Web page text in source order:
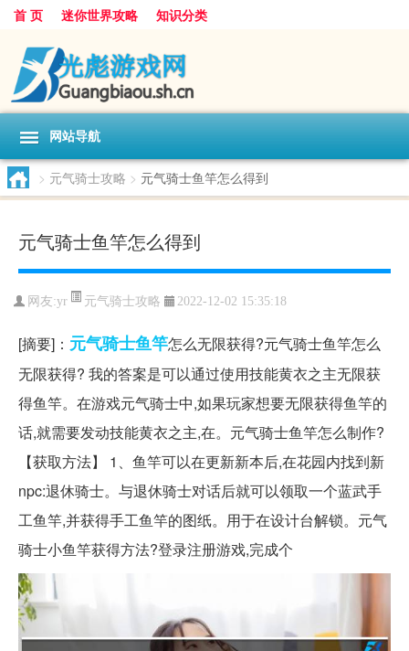
首 页 迷你世界攻略 知识分类
网站导航
> 元气骑士攻略 > 元气骑士鱼竿怎么得到
元气骑士鱼竿怎么得到
网友:yr 元气骑士攻略 2022-12-02 15:35:18
[摘要]： 元气骑士鱼竿怎么无限获得?元气骑士鱼竿怎么
无限获得? 我的答案是可以通过使用技能黄衣之主无限获
得鱼竿。在游戏元气骑士中,如果玩家想要无限获得鱼竿的
话,就需要发动技能黄衣之主,在。元气骑士鱼竿怎么制作?
【获取方法】 1、鱼竿可以在更新新本后,在花园内找到新
npc:退休骑士。与退休骑士对话后就可以领取一个蓝武手
工鱼竿,并获得手工鱼竿的图纸。用于在设计台解锁。元气
骑士小鱼竿获得方法?登录注册游戏,完成个